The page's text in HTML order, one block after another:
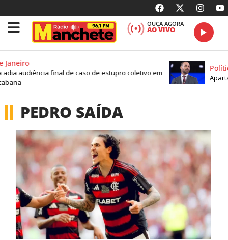
OUÇA AGORA
AO VIVO
Janeiro
adia audiência final de caso de estupro coletivo em
PEDRO SAÍDA